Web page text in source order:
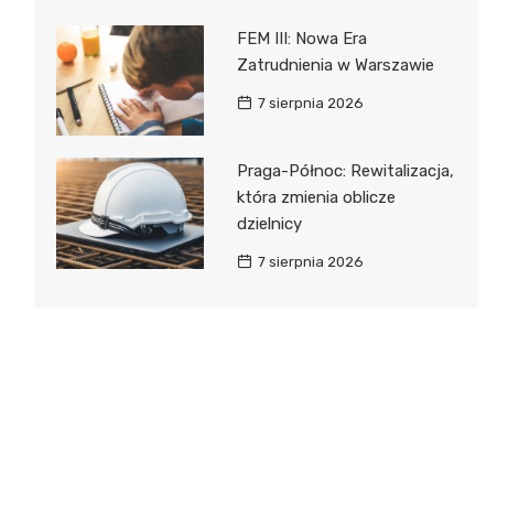
FEM III: Nowa Era
Zatrudnienia w Warszawie
7 sierpnia 2026
Praga-Północ: Rewitalizacja,
która zmienia oblicze
dzielnicy
7 sierpnia 2026